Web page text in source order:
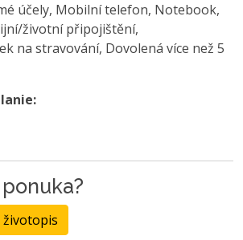
účely, Mobilní telefon, Notebook,
životní připojištění,
na stravování, Dovolená více než 5
životopis